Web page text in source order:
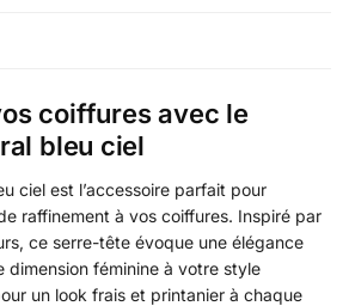
coiffures avec le
bleu ciel
ciel est l’accessoire parfait pour
raffinement à vos coiffures. Inspiré par
ce serre-tête évoque une élégance
dimension féminine à votre style
un look frais et printanier à chaque